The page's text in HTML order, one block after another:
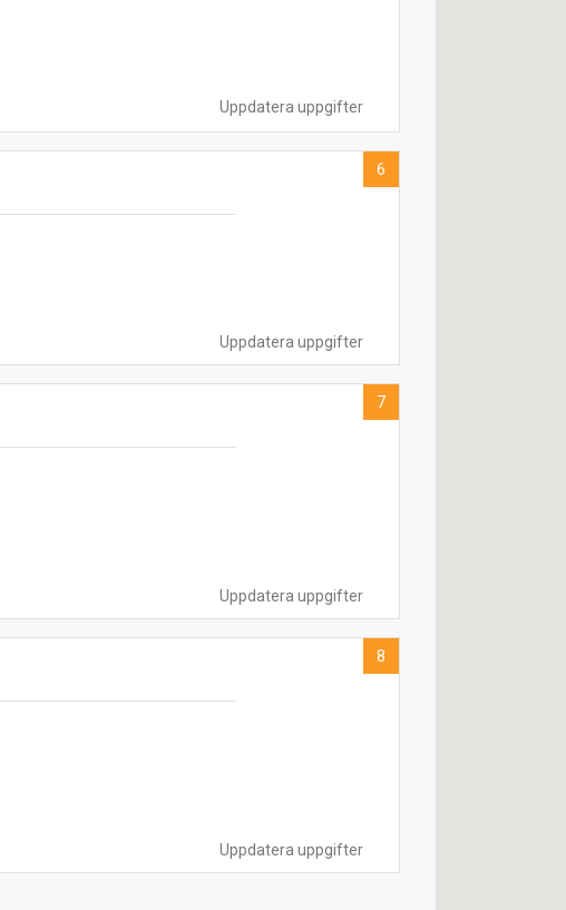
Uppdatera uppgifter
Uppdatera uppgifter
6
Uppdatera uppgifter
7
Uppdatera uppgifter
8